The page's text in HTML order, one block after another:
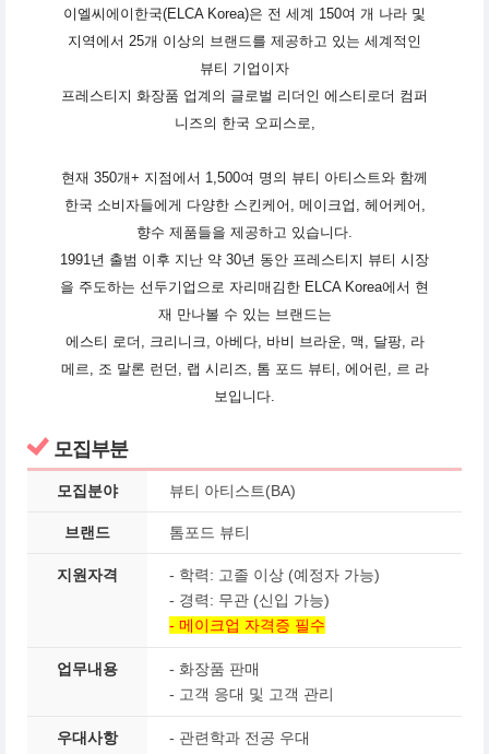
이엘씨에이한국(ELCA Korea)은 전 세계 150여 개 나라 및
지역에서 25개 이상의 브랜드를 제공하고 있는 세계적인
뷰티 기업이자
프레스티지 화장품 업계의 글로벌 리더인 에스티로더 컴퍼
니즈의 한국 오피스로,
현재 350개+ 지점에서 1,500여 명의 뷰티 아티스트와 함께
한국 소비자들에게 다양한 스킨케어, 메이크업, 헤어케어,
향수 제품들을 제공하고 있습니다.
1991년 출범 이후 지난 약 30년 동안 프레스티지 뷰티 시장
을 주도하는 선두기업으로 자리매김한 ELCA Korea에서 현
재 만나볼 수 있는 브랜드는
에스티 로더, 크리니크, 아베다, 바비 브라운, 맥, 달팡, 라
메르, 조 말론 런던, 랩 시리즈, 톰 포드 뷰티, 에어린, 르 라
보입니다.
모집부분
모집분야 뷰티 아티스트(BA)
브랜드 톰포드 뷰티
지원자격
- 학력: 고졸 이상 (예정자 가능)
- 경력: 무관 (신입 가능)
- 메이크업 자격증 필수
업무내용
- 화장품 판매
- 고객 응대 및 고객 관리
우대사항
- 관련학과 전공 우대